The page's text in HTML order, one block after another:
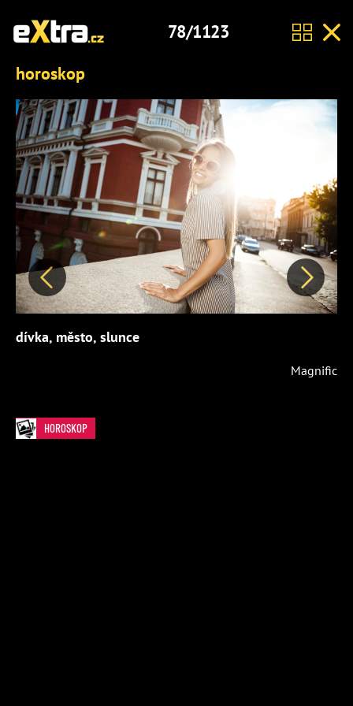
78/1123
horoskop
Předchozí Další
dívka, město, slunce
Magnific
HOROSKOP